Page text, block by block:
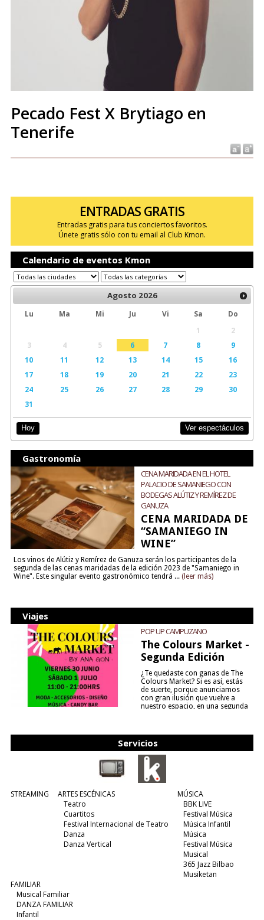
Pecado Fest X Brytiago en
Tenerife
ENTRADAS GRATIS
Entradas gratis para tus conciertos favoritos.
Únete gratis sólo con tu email al Club Kmon.
Calendario de eventos Kmon
Agosto 2026
Lu Ma Mi Ju Vi Sa
Do
1
2
3
4 5 6 7 8
9
10
11 12 13 14 15
16
17
18 19 20 21 22
23
24
25 26 27 28 29
30
31
Hoy Ver espectáculos
Gastronomía
CENA MARIDADA EN EL HOTEL
PALACIO DE SAMANIEGO CON
BODEGAS ALÚTIZ Y REMÍREZ DE
GANUZA
CENA MARIDADA DE
“SAMANIEGO IN
WINE”
Los vinos de Alútiz y Remírez de Ganuza serán los participantes de la
segunda de las cenas maridadas de la edición 2023 de "Samaniego in
Wine". Este singular evento gastronómico tendrá ... (leer más)
Viajes
POP UP CAMPUZANO
The Colours Market -
Segunda Edición
¿Te quedaste con ganas de The
Colours Market? Si es así, estás
de suerte, porque anunciamos
con gran ilusión que vuelve a
nuestro espacio, en una segunda
Servicios
STREAMING
ARTES ESCÉNICAS
Teatro
Cuartitos
Festival Internacional de Teatro
Danza
Danza Vertical
MÚSICA
BBK LIVE
Festival Música
Música Infantil
Música
Festival Música
Musical
365 Jazz Bilbao
Musiketan
FAMILIAR
Musical Familiar
DANZA FAMILIAR
Infantil